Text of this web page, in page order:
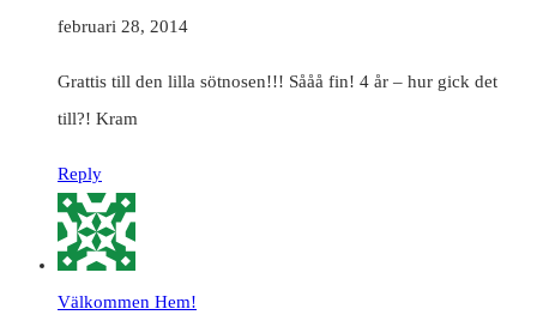
februari 28, 2014
Grattis till den lilla sötnosen!!! Sååå fin! 4 år – hur gick det
till?! Kram
Reply
Välkommen Hem!